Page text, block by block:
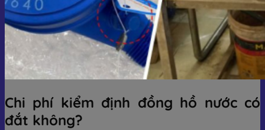
Chi phí kiểm định đồng hồ nước có
đắt không?